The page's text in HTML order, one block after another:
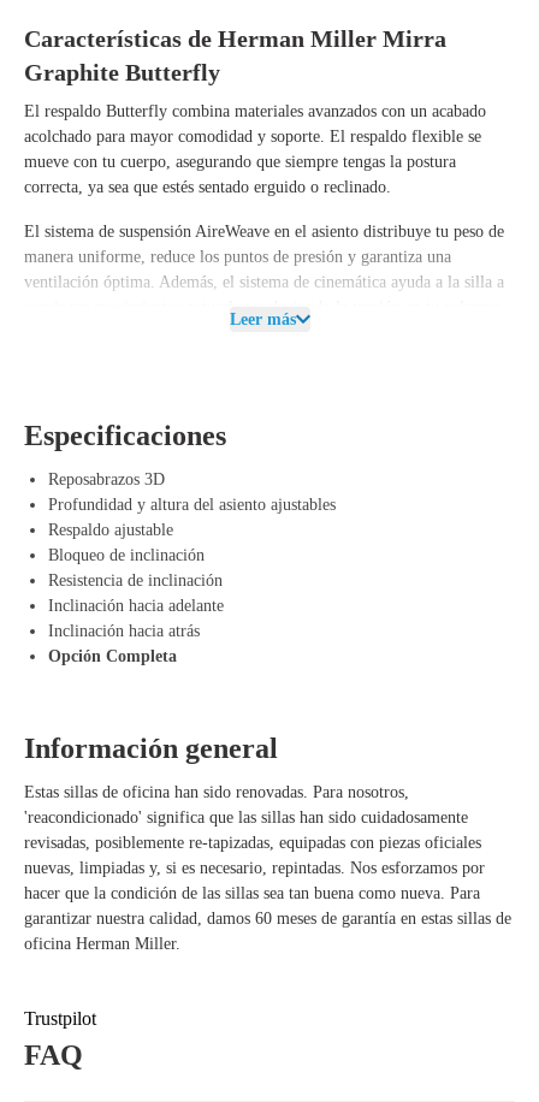
Características de Herman Miller Mirra
Graphite Butterfly
El respaldo Butterfly combina materiales avanzados con un acabado
acolchado para mayor comodidad y soporte. El respaldo flexible se
mueve con tu cuerpo, asegurando que siempre tengas la postura
correcta, ya sea que estés sentado erguido o reclinado.
El sistema de suspensión AireWeave en el asiento distribuye tu peso de
manera uniforme, reduce los puntos de presión y garantiza una
ventilación óptima. Además, el sistema de cinemática ayuda a la silla a
reemplazar fácilmente, lo que extiende la vida útil de la silla y la
convierte en una opción ecológica.
Ventajas de Herman Miller Mirra Graphite
Butterfly
Respaldo Butterfly – Ofrece soporte flexible y dinámico para una
comodidad prolongada.
Sistema de suspensión AireWeave – Asegura una distribución
uniforme del peso y comodidad transpirable.
para una larga duración.
entornos de trabajo modernos como clásicos.
Leer más
Especificaciones
Reposabrazos 3D
Profundidad y altura del asiento ajustables
Respaldo ajustable
Bloqueo de inclinación
Resistencia de inclinación
Inclinación hacia adelante
Inclinación hacia atrás
Opción Completa
Información general
Estas sillas de oficina han sido renovadas. Para nosotros,
'reacondicionado' significa que las sillas han sido cuidadosamente
revisadas, posiblemente re-tapizadas, equipadas con piezas oficiales
nuevas, limpiadas y, si es necesario, repintadas. Nos esforzamos por
hacer que la condición de las sillas sea tan buena como nueva. Para
garantizar nuestra calidad, damos 60 meses de garantía en estas sillas de
oficina Herman Miller.
Trustpilot
FAQ